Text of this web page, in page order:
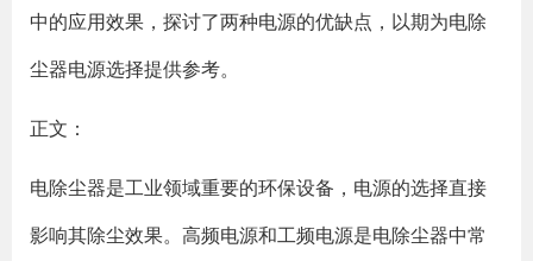
中的应用效果，探讨了两种电源的优缺点，以期为电除
尘器电源选择提供参考。
正文：
电除尘器是工业领域重要的环保设备，电源的选择直接
影响其除尘效果。高频电源和工频电源是电除尘器中常